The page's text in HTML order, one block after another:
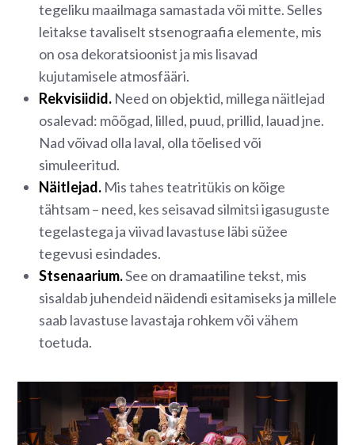
tegeliku maailmaga samastada või mitte. Selles
leitakse tavaliselt stsenograafia elemente, mis
on osa dekoratsioonist ja mis lisavad
kujutamisele atmosfääri.
Rekvisiidid. Need on objektid, millega näitlejad
osalevad: mõõgad, lilled, puud, prillid, lauad jne.
Nad võivad olla laval, olla tõelised või
simuleeritud.
Näitlejad. Mis tahes teatritükis on kõige
tähtsam – need, kes seisavad silmitsi igasuguste
tegelastega ja viivad lavastuse läbi süžee
tegevusi esindades.
Stsenaarium.See on dramaatiline tekst, mis
sisaldab juhendeid näidendi esitamiseks ja millele
saab lavastuse lavastaja rohkem või vähem
toetuda.